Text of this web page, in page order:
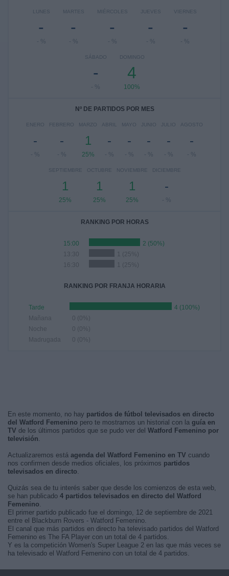
LUNES
-
- %
MARTES
-
- %
MIÉRCOLES
-
- %
JUEVES
-
- %
VIERNES
-
- %
SÁBADO
-
- %
DOMINGO
4
100%
Nº DE PARTIDOS POR MES
ENERO
-
- %
FEBRERO
-
- %
MARZO
1
25%
ABRIL
-
- %
MAYO
-
- %
JUNIO
-
- %
JULIO
-
- %
AGOSTO
-
- %
SEPTIEMBRE
1
25%
OCTUBRE
1
25%
NOVIEMBRE
1
25%
DICIEMBRE
-
- %
RANKING POR HORAS
15:00
2 (50%)
13:30
1 (25%)
16:30
1 (25%)
RANKING POR FRANJA HORARIA
Tarde
4 (100%)
Mañana
0 (0%)
Noche
0 (0%)
Madrugada
0 (0%)
En este momento, no hay partidos de fútbol televisados en directo
del Watford Femenino pero te mostramos un historial con la guía en
TV de los últimos partidos que se pudo ver del Watford Femenino por
televisión.
Actualizaremos está agenda del Watford Femenino en TV cuando
nos confirmen desde medios oficiales, los próximos partidos
televisados en directo.
Quizás sea de tu interés saber que desde los comienzos de esta web,
se han publicado 4 partidos televisados en directo del Watford
Femenino.
El primer partido publicado fue el domingo, 12 de septiembre de 2021
entre el Blackburn Rovers - Watford Femenino.
El canal que más partidos en directo ha televisado partidos del Watford
Femenino es The FA Player con un total de 4 partidos.
Y es la competición Women's Super League 2 en las que más veces se
ha televisado el Watford Femenino con un total de 4 partidos.